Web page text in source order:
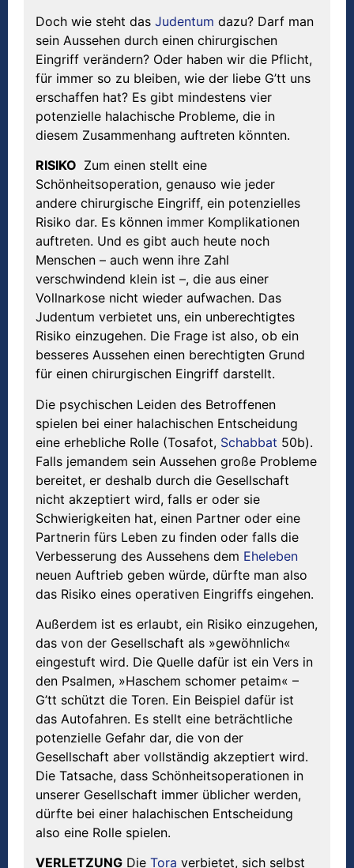
Doch wie steht das Judentum dazu? Darf man
sein Aussehen durch einen chirurgischen
Eingriff verändern? Oder haben wir die Pflicht,
für immer so zu bleiben, wie der liebe G’tt uns
erschaffen hat? Es gibt mindestens vier
potenzielle halachische Probleme, die in
diesem Zusammenhang auftreten könnten.
RISIKO Zum einen stellt eine
Schönheitsoperation, genauso wie jeder
andere chirurgische Eingriff, ein potenzielles
Risiko dar. Es können immer Komplikationen
auftreten. Und es gibt auch heute noch
Menschen – auch wenn ihre Zahl
verschwindend klein ist –, die aus einer
Vollnarkose nicht wieder aufwachen. Das
Judentum verbietet uns, ein unberechtigtes
Risiko einzugehen. Die Frage ist also, ob ein
besseres Aussehen einen berechtigten Grund
für einen chirurgischen Eingriff darstellt.
Die psychischen Leiden des Betroffenen
spielen bei einer halachischen Entscheidung
eine erhebliche Rolle (Tosafot, Schabbat 50b).
Falls jemandem sein Aussehen große Probleme
bereitet, er deshalb durch die Gesellschaft
nicht akzeptiert wird, falls er oder sie
Schwierigkeiten hat, einen Partner oder eine
Partnerin fürs Leben zu finden oder falls die
Verbesserung des Aussehens dem Eheleben
neuen Auftrieb geben würde, dürfte man also
das Risiko eines operativen Eingriffs eingehen.
Außerdem ist es erlaubt, ein Risiko einzugehen,
das von der Gesellschaft als »gewöhnlich«
eingestuft wird. Die Quelle dafür ist ein Vers in
den Psalmen, »Haschem schomer petaim« –
G’tt schützt die Toren. Ein Beispiel dafür ist
das Autofahren. Es stellt eine beträchtliche
potenzielle Gefahr dar, die von der
Gesellschaft aber vollständig akzeptiert wird.
Die Tatsache, dass Schönheitsoperationen in
unserer Gesellschaft immer üblicher werden,
dürfte bei einer halachischen Entscheidung
also eine Rolle spielen.
VERLETZUNG Die Tora verbietet, sich selbst